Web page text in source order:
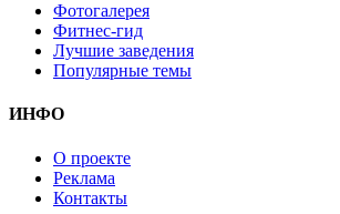
Фотогалерея
Фитнес-гид
Лучшие заведения
Популярные темы
ИНФО
О проекте
Реклама
Контакты